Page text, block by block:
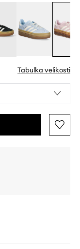
Tabulka velikosti